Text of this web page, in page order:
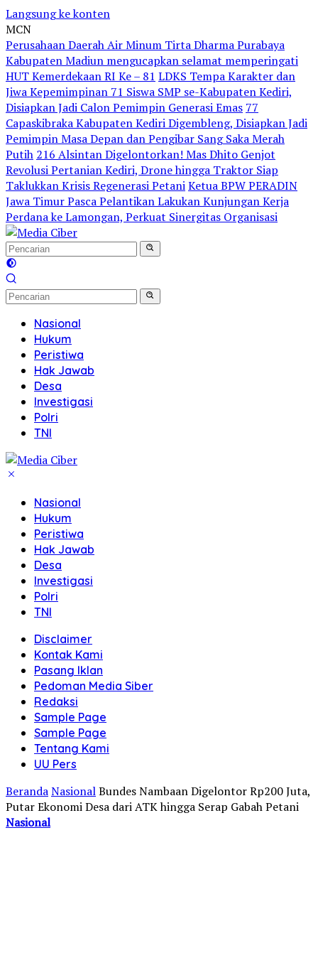
Langsung ke konten
MCN
Perusahaan Daerah Air Minum Tirta Dharma Purabaya
Kabupaten Madiun mengucapkan selamat memperingati
HUT Kemerdekaan RI Ke – 81 LDKS Tempa Karakter dan
Jiwa Kepemimpinan 71 Siswa SMP se-Kabupaten Kediri,
Disiapkan Jadi Calon Pemimpin Generasi Emas 77
Capaskibraka Kabupaten Kediri Digembleng, Disiapkan Jadi
Pemimpin Masa Depan dan Pengibar Sang Saka Merah
Putih 216 Alsintan Digelontorkan! Mas Dhito Genjot
Revolusi Pertanian Kediri, Drone hingga Traktor Siap
Taklukkan Krisis Regenerasi PetaniKetua BPW PERADIN
Jawa Timur Pasca Pelantikan Lakukan Kunjungan Kerja
Perdana ke Lamongan, Perkuat Sinergitas Organisasi
Nasional
Hukum
Peristiwa
Hak Jawab
Desa
Investigasi
Polri
TNI
Nasional
Hukum
Peristiwa
Hak Jawab
Desa
Investigasi
Polri
TNI
Disclaimer
Kontak Kami
Pasang Iklan
Pedoman Media Siber
Redaksi
Sample Page
Sample Page
Tentang Kami
UU Pers
BerandaNasionalBundes Nambaan Digelontor Rp200 Juta,
Putar Ekonomi Desa dari ATK hingga Serap Gabah Petani
Nasional